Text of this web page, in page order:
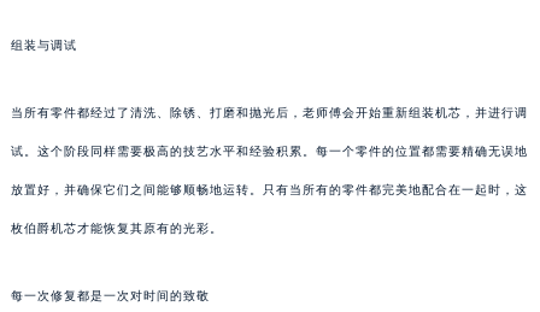
组装与调试
当所有零件都经过了清洗、除锈、打磨和抛光后，老师傅会开始重新组装机芯，并进行调
试。这个阶段同样需要极高的技艺水平和经验积累。每一个零件的位置都需要精确无误地
放置好，并确保它们之间能够顺畅地运转。只有当所有的零件都完美地配合在一起时，这
枚伯爵机芯才能恢复其原有的光彩。
每一次修复都是一次对时间的致敬